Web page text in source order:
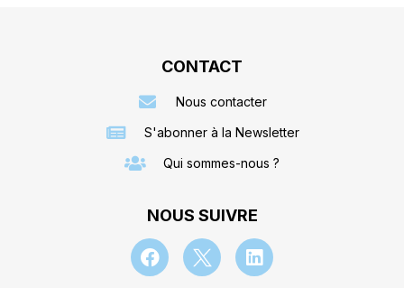
CONTACT
Nous contacter
S'abonner à la Newsletter
Qui sommes-nous ?
NOUS SUIVRE